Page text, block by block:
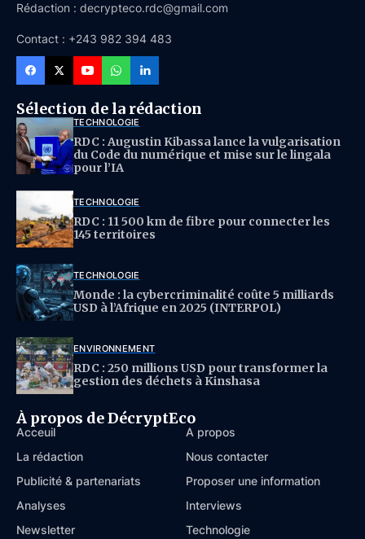
Rédaction : decrypteco.rdc@gmail.com
Contact : +243 982 394 483
Sélection de la rédaction
TECHNOLOGIE
RDC : Augustin Kibassa lance la vulgarisation
du Code du numérique et mise sur le lingala
pour l’IA
TECHNOLOGIE
RDC : 11 500 km de fibre pour connecter les
145 territoires
TECHNOLOGIE
Monde : la cybercriminalité coûte 5 milliards
USD à l’Afrique en 2025 (INTERPOL)
ENVIRONNEMENT
RDC : 250 millions USD pour transformer la
gestion des déchets à Kinshasa
À propos de DécryptEco
Acceuil
À propos
La rédaction
Nous contacter
Publicité & partenariats
Proposer une information
Analyses
Interviews
Newsletter
Technologie